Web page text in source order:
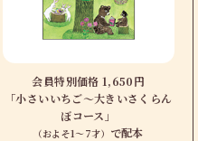
会員特別価格 1,650円
「小さいいちご〜大きいさくらん
ぼコース」
（およそ1〜7才） で配本